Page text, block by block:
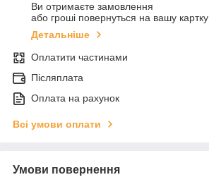
Ви отримаєте замовлення
або гроші повернуться на вашу картку
Детальніше
Оплатити частинами
Післяплата
Оплата на рахунок
Всі умови оплати
Умови повернення